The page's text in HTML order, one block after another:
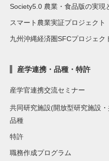
Society5.0 農業・食品版の実現
スマート農業実証プロジェクト
九州沖縄経済圏SFCプロジェク
産学連携・品種・特許
産学官連携交流セミナー
共同研究施設(開放型研究施設
品種
特許
職務作成プログラム